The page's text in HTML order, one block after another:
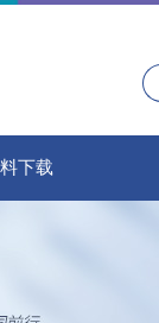
下载